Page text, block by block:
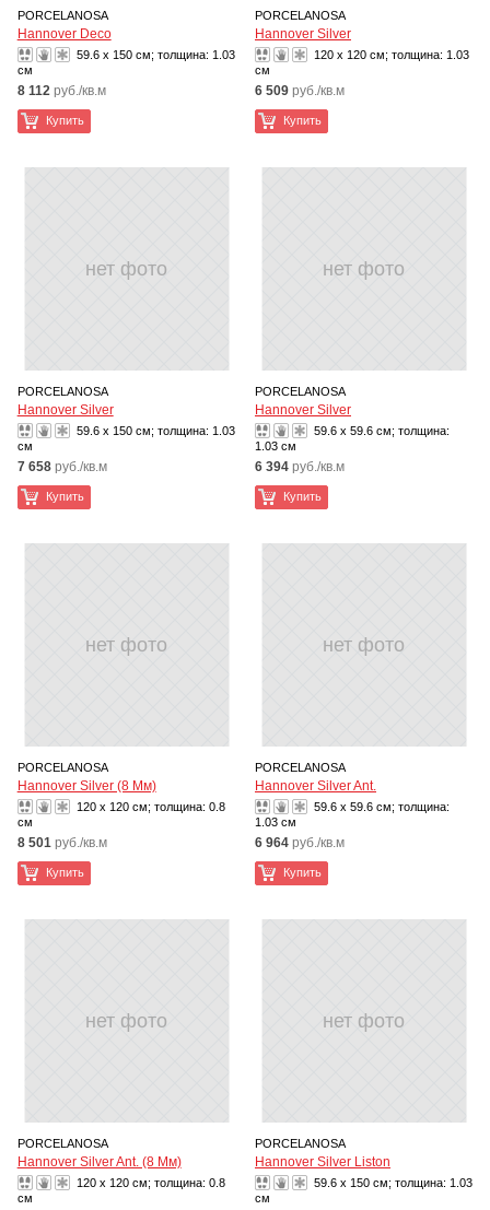
PORCELANOSA
Hannover Deco
59.6 x 150 см; толщина: 1.03
см
8 112 руб./кв.м
Купить
PORCELANOSA
Hannover Silver
120 x 120 см; толщина: 1.03
см
6 509 руб./кв.м
Купить
нет фото
PORCELANOSA
Hannover Silver
59.6 x 150 см; толщина: 1.03
см
7 658 руб./кв.м
Купить
нет фото
PORCELANOSA
Hannover Silver
59.6 x 59.6 см; толщина:
1.03 см
6 394 руб./кв.м
Купить
нет фото
PORCELANOSA
Hannover Silver (8 Мм)
120 x 120 см; толщина: 0.8
см
8 501 руб./кв.м
Купить
нет фото
PORCELANOSA
Hannover Silver Ant.
59.6 x 59.6 см; толщина:
1.03 см
6 964 руб./кв.м
Купить
нет фото
PORCELANOSA
Hannover Silver Ant. (8 Мм)
120 x 120 см; толщина: 0.8
см
нет фото
PORCELANOSA
Hannover Silver Liston
59.6 x 150 см; толщина: 1.03
см